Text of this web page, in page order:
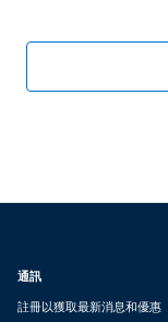
通訊
註冊以獲取最新消息和優惠